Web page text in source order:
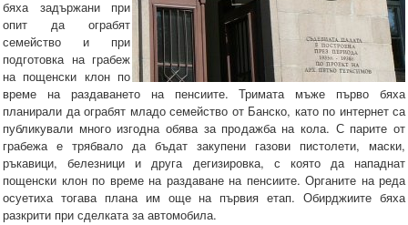
бяха задържани при
опит да ограбят
семейство и при
подготовка на грабеж
на пощенски клон по
време на раздаването на пенсиите. Тримата мъже първо бяха
планирали да ограбят младо семейство от Банско, като по интернет са
публикували много изгодна обява за продажба на кола. С парите от
грабежа е трябвало да бъдат закупени газови пистолети, маски,
ръкавици, белезници и друга дегизировка, с която да нападнат
пощенски клон по време на раздаване на пенсиите. Органите на реда
осуетиха тогава плана им още на първия етап. Обирджиите бяха
разкрити при сделката за автомобила.